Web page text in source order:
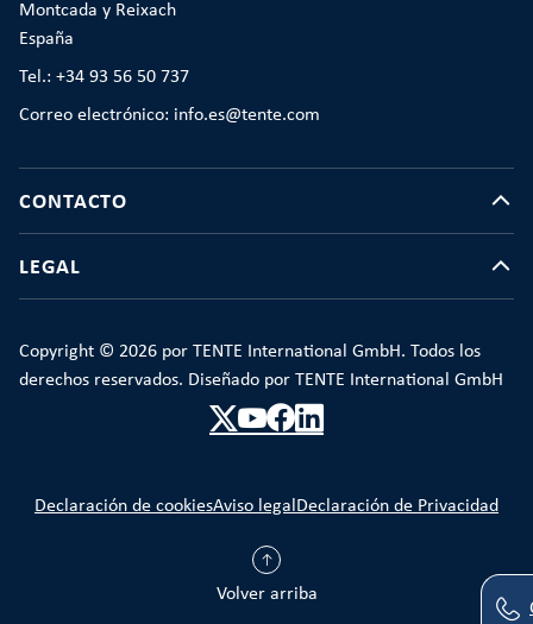
Montcada y Reixach
España
Tel.: +34 93 56 50 737
Correo electrónico: info.es@tente.com
CONTACTO
LEGAL
Copyright © 2026 por TENTE International GmbH. Todos los
derechos reservados. Diseñado por TENTE International GmbH
Volver arriba
Declaración de cookiesAviso legalDeclaración de Privacidad